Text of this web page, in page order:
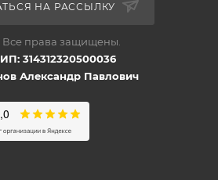
НА РАССЫЛКУ
Все права защищены.
314312320500036
Александр Павлович